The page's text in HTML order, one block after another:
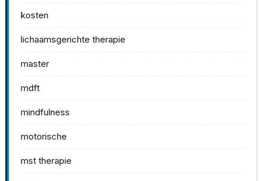
kosten
lichaamsgerichte therapie
master
mdft
mindfulness
motorische
mst therapie